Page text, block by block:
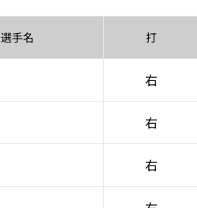
選手名 打
右
右
右